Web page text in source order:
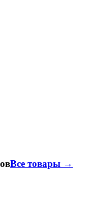
Все товары →